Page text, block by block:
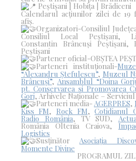
Peștișani | Hobița | Brădiceni
Calendarul acțiunilor zilei de 19
afiș.
Organizatori-Consiliul
Consiliul Local Peștișani,
Constantin Brâncuși Peștișani,
Peștișani
Partener oficial-OBȘTEA
Parteneri instituționali-
“Alexandru Ștefulescu”, Muzeul
Brâncuși”,Ansamblul “Doina
pt. Conservarea si Promovarea
Gorj, Arhivele Naționale –
Parteneri media- AGERPRES,
Kiss FM, Rock FM,Cotidianul
Radio România, TV SUD,
România Oltenia Craiova,
Logistics
Susținător Asociația
Momente Divine
PROGRAMUL